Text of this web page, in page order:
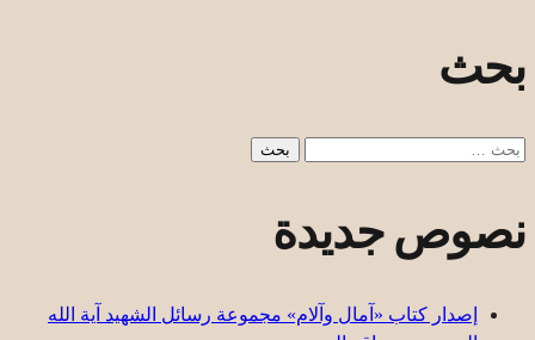
بحث
البحث
نصوص جديدة
إصدار كتاب «آمال وآلام» مجموعة رسائل الشهيد آية الله